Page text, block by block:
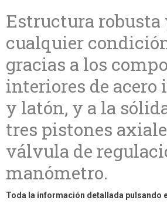
Estructura robusta
cualquier
gracias a los
interiores de acero
y latón, y a la
tres pistones
válvula de
manómetro.
Toda la información detallada pulsando